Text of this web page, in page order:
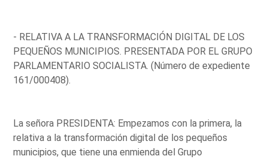
- RELATIVA A LA TRANSFORMACIÓN DIGITAL DE LOS
PEQUEÑOS MUNICIPIOS. PRESENTADA POR EL GRUPO
PARLAMENTARIO SOCIALISTA. (Número de expediente
161/000408).
La señora PRESIDENTA: Empezamos con la primera, la
relativa a la transformación digital de los pequeños
municipios, que tiene una enmienda del Grupo